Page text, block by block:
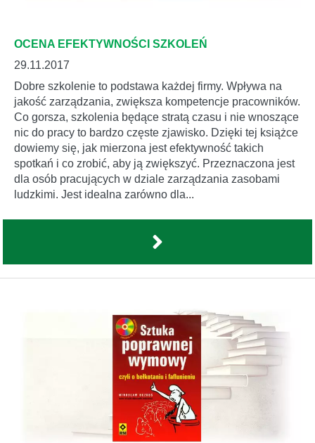
OCENA EFEKTYWNOŚCI SZKOLEŃ
29.11.2017
Dobre szkolenie to podstawa każdej firmy. Wpływa na
jakość zarządzania, zwiększa kompetencje pracowników.
Co gorsza, szkolenia będące stratą czasu i nie wnoszące
nic do pracy to bardzo częste zjawisko. Dzięki tej książce
dowiemy się, jak mierzona jest efektywność takich
spotkań i co zrobić, aby ją zwiększyć. Przeznaczona jest
dla osób pracujących w dziale zarządzania zasobami
ludzkimi. Jest idealna zarówno dla...